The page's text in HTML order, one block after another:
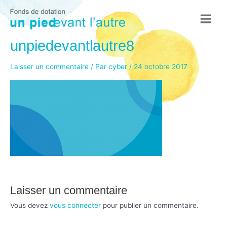
au
contenu
Main
unpiedevantlautre8
Laisser un commentaire / Par cyber/24 octobre 2017
Laisser un commentaire
Vous devez vous connecter pour publier un commentaire.